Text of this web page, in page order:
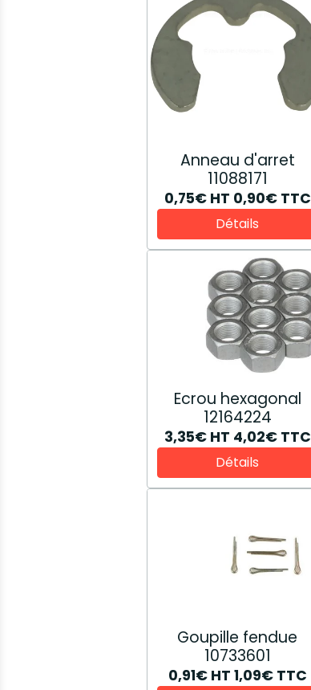
Anneau d'arret
11088171
0,75€ HT 0,90€ TTC
Détails
Ecrou hexagonal
12164224
3,35€ HT 4,02€ TTC
Détails
Goupille fendue
10733601
0,91€ HT 1,09€ TTC